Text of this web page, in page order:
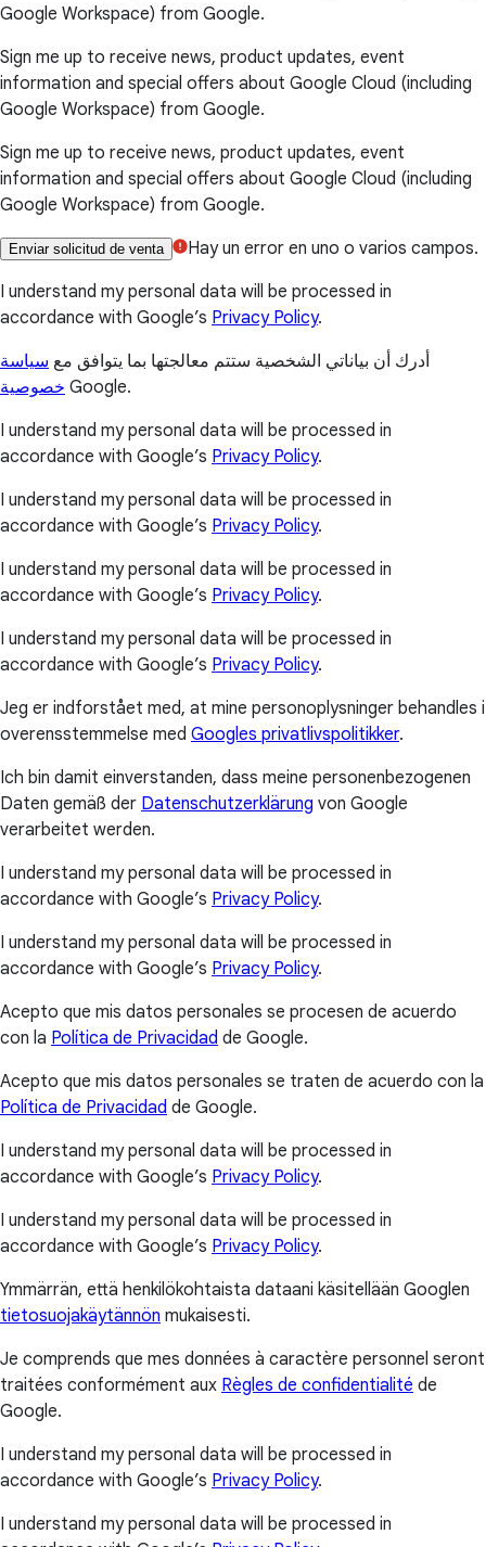
Google Workspace) from Google.
Sign me up to receive news, product updates, event
information and special offers about Google Cloud (including
Google Workspace) from Google.
Sign me up to receive news, product updates, event
information and special offers about Google Cloud (including
Google Workspace) from Google.
Enviar solicitud de venta
Hay un error en uno o varios campos.
I understand my personal data will be processed in
accordance with Google’s Privacy Policy.
أدرك أن بياناتي الشخصية ستتم معالجتها بما يتوافق مع سياسة
خصوصية Google.
I understand my personal data will be processed in
accordance with Google’s Privacy Policy.
I understand my personal data will be processed in
accordance with Google’s Privacy Policy.
I understand my personal data will be processed in
accordance with Google’s Privacy Policy.
I understand my personal data will be processed in
accordance with Google’s Privacy Policy.
Jeg er indforstået med, at mine personoplysninger behandles i
overensstemmelse med Googles privatlivspolitikker.
Ich bin damit einverstanden, dass meine personenbezogenen
Daten gemäß der Datenschutzerklärung von Google
verarbeitet werden.
I understand my personal data will be processed in
accordance with Google’s Privacy Policy.
I understand my personal data will be processed in
accordance with Google’s Privacy Policy.
Acepto que mis datos personales se procesen de acuerdo
con la Política de Privacidad de Google.
Acepto que mis datos personales se traten de acuerdo con la
Política de Privacidad de Google.
I understand my personal data will be processed in
accordance with Google’s Privacy Policy.
I understand my personal data will be processed in
accordance with Google’s Privacy Policy.
Ymmärrän, että henkilökohtaista dataani käsitellään Googlen
tietosuojakäytännön mukaisesti.
Je comprends que mes données à caractère personnel seront
traitées conformément aux Règles de confidentialité de
Google.
I understand my personal data will be processed in
accordance with Google’s Privacy Policy.
I understand my personal data will be processed in